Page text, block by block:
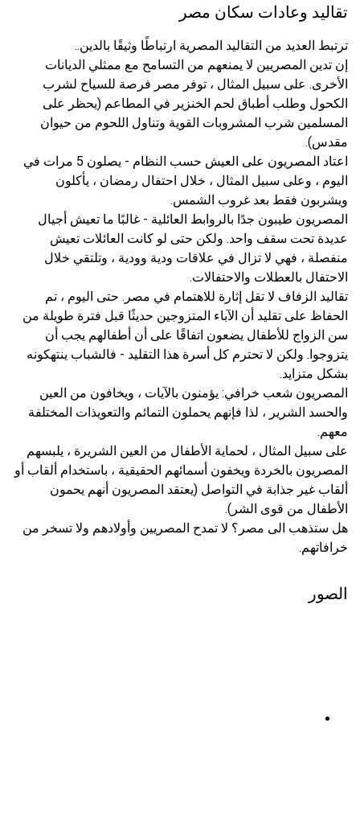
تقاليد وعادات سكان مصر
ترتبط العديد من التقاليد المصرية ارتباطًا وثيقًا بالدين..
إن تدين المصريين لا يمنعهم من التسامح مع ممثلي الديانات
الأخرى. على سبيل المثال ، توفر مصر فرصة للسياح لشرب
الكحول وطلب أطباق لحم الخنزير في المطاعم (يحظر على
المسلمين شرب المشروبات القوية وتناول اللحوم من حيوان
مقدس).
اعتاد المصريون على العيش حسب النظام - يصلون 5 مرات في
اليوم ، وعلى سبيل المثال ، خلال احتفال رمضان ، يأكلون
ويشربون فقط بعد غروب الشمس.
المصريون طيبون جدًا بالروابط العائلية - غالبًا ما تعيش أجيال
عديدة تحت سقف واحد. ولكن حتى لو كانت العائلات تعيش
منفصلة ، فهي لا تزال في علاقات ودية وودية ، وتلتقي خلال
الاحتفال بالعطلات والاحتفالات.
تقاليد الزفاف لا تقل إثارة للاهتمام في مصر. حتى اليوم ، تم
الحفاظ على تقليد أن الآباء المتزوجين حديثًا قبل فترة طويلة من
سن الزواج للأطفال يضعون اتفاقًا على أن أطفالهم يجب أن
يتزوجوا. ولكن لا تحترم كل أسرة هذا التقليد - فالشباب ينتهكونه
بشكل متزايد.
المصريون شعب خرافي: يؤمنون بالآيات ، ويخافون من العين
والحسد الشرير ، لذا فإنهم يحملون التمائم والتعويذات المختلفة
معهم.
على سبيل المثال ، لحماية الأطفال من العين الشريرة ، يلبسهم
المصريون بالخردة ويخفون أسمائهم الحقيقية ، باستخدام ألقاب أو
ألقاب غير جذابة في التواصل (يعتقد المصريون أنهم يحمون
الأطفال من قوى الشر).
هل ستذهب الى مصر؟ لا تمدح المصريين وأولادهم ولا تسخر من
خرافاتهم.
الصور